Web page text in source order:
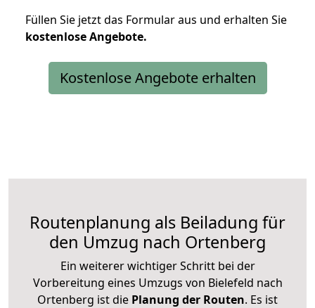
Füllen Sie jetzt das Formular aus und erhalten Sie
kostenloseAngebote.
Kostenlose Angebote erhalten
Routenplanung als Beiladung für
den Umzug nach Ortenberg
Ein weiterer wichtiger Schritt bei der
Vorbereitung eines Umzugs von Bielefeld nach
Ortenberg ist die Planung der Routen. Es ist